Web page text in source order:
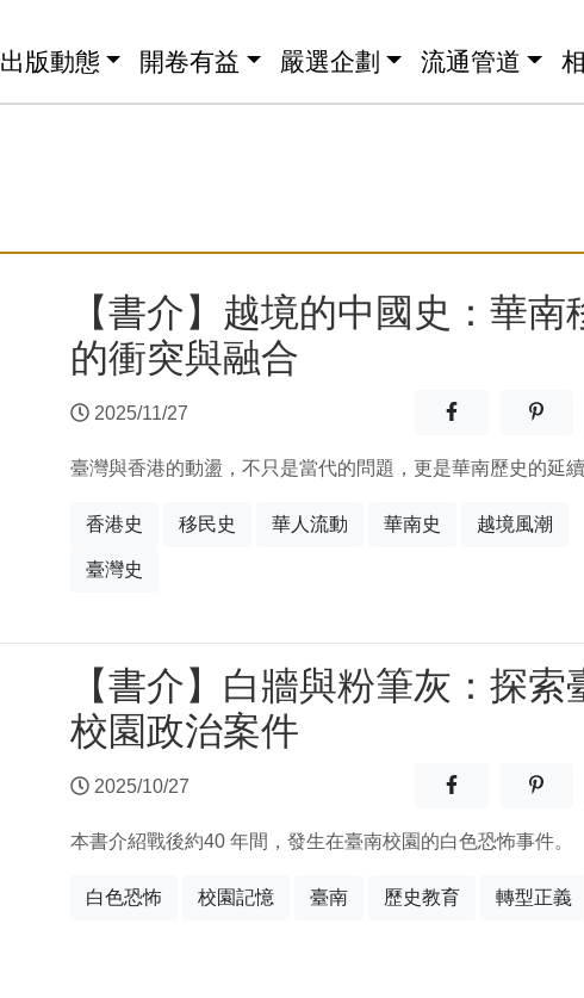
出版動態 開卷有益 嚴選企劃 流通管道
【書介】越境的中國史：華南
的衝突與融合
2025/11/27 分享至 分享
臺灣與香港的動盪，不只是當代的問題，更是華南歷史的延續
香港史 移民史 華人流動 華南史 越境風潮
臺灣史
【書介】白牆與粉筆灰：探索
校園政治案件
2025/10/27 分享至 分享
本書介紹戰後約40 年間，發生在臺南校園的白色恐怖事件。
白色恐怖 校園記憶 臺南 歷史教育 轉型正義